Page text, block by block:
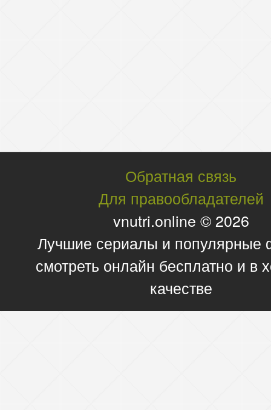
Обратная связь
Для правообладателей
vnutri.online © 2026
Лучшие сериалы и
смотреть онлайн бесплатно и в
качестве